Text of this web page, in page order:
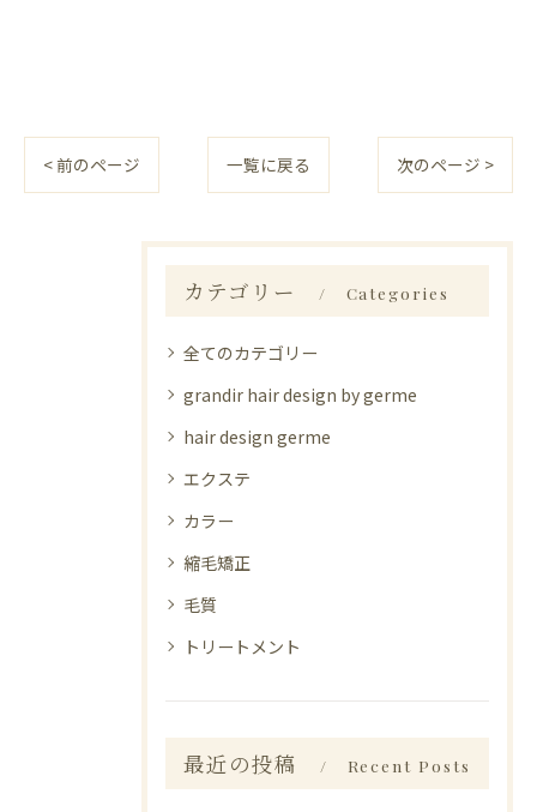
< 前のページ 一覧に戻る 次のページ >
カテゴリー Categories
全てのカテゴリー
grandir hair design by germe
hair design germe
エクステ
カラー
縮毛矯正
毛質
トリートメント
最近の投稿 Recent Posts